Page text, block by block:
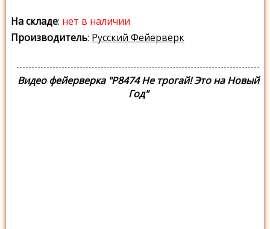
На складе: нет в наличии
Производитель: Русский Фейерверк
Видео фейерверка "Р8474 Не трогай! Это на Новый
Год"